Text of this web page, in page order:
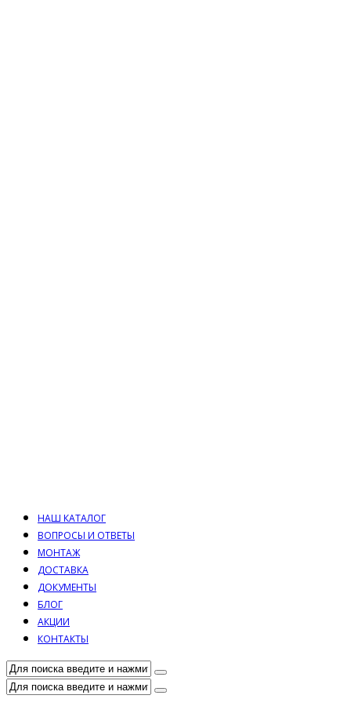
НАШ КАТАЛОГ
ВОПРОСЫ И ОТВЕТЫ
МОНТАЖ
ДОСТАВКА
ДОКУМЕНТЫ
БЛОГ
АКЦИИ
КОНТАКТЫ